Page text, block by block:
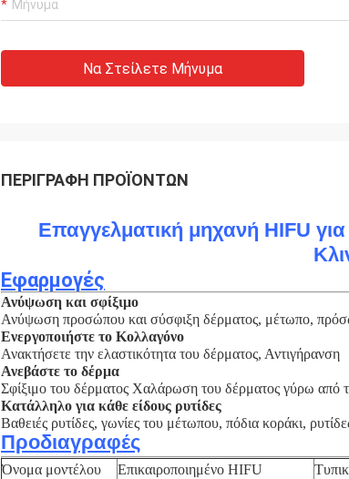
Να Στείλετε Μήνυμα
ΠΕΡΙΓΡΑΦΉ ΠΡΟΪΌΝΤΩΝ
Επαγγελματική μηχανή HIFU
Εφαρμογές
Ανύψωση και σφίξιμο
Ανύψωση προσώπου και σύσφιξη δέρματος, μέτωπο,
Ενεργοποιήστε το Κολλαγόνο
Ανακτήσετε την ελαστικότητα του δέρματος, Αντιγήρανση
Ανεβάστε το δέρμα
Σφίξιμο του δέρματος Χαλάρωση του δέρματος γύρω από
Κατάλληλο για κάθε είδους ρυτίδες
Βαθειές ρυτίδες, γωνίες του μέτωπου, πόδια κοράκι,
Προδιαγραφές
Όνομα μοντέλου Επικαιροποιημένο HIFU